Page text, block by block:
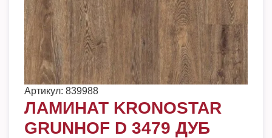
Артикул: 839988
ЛАМИНАТ KRONOSTAR
GRUNHOF D 3479 ДУБ